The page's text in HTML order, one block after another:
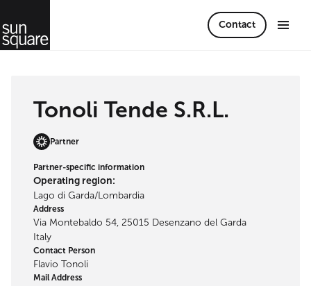
Contact
Tonoli Tende S.R.L.
Partner
Partner-specific information
Operating region:
Lago di Garda/Lombardia
Address
Via Montebaldo 54, 25015 Desenzano del Garda
Italy
Contact Person
Flavio Tonoli
Mail Address